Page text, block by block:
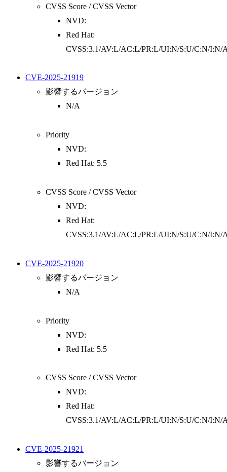
CVSS Score / CVSS Vector
NVD:
Red Hat:
CVSS:3.1/AV:L/AC:L/PR:L/UI:N/S:U/C:N/I:N/
CVE-2025-21919
影響するバージョン
N/A
Priority
NVD:
Red Hat: 5.5
CVSS Score / CVSS Vector
NVD:
Red Hat:
CVSS:3.1/AV:L/AC:L/PR:L/UI:N/S:U/C:N/I:N/
CVE-2025-21920
影響するバージョン
N/A
Priority
NVD:
Red Hat: 5.5
CVSS Score / CVSS Vector
NVD:
Red Hat:
CVSS:3.1/AV:L/AC:L/PR:L/UI:N/S:U/C:N/I:N/
CVE-2025-21921
影響するバージョン